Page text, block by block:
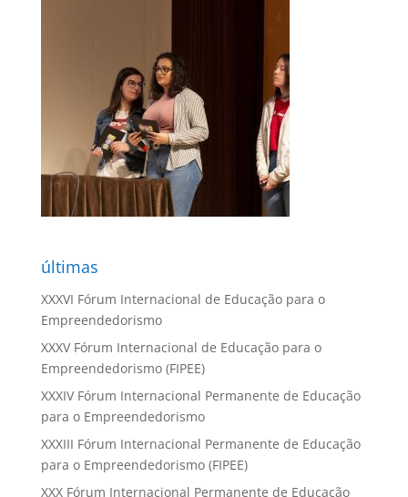
últimas
XXXVI Fórum Internacional de Educação para o
Empreendedorismo
XXXV Fórum Internacional de Educação para o
Empreendedorismo (FIPEE)
XXXIV Fórum Internacional Permanente de Educação
para o Empreendedorismo
XXXIII Fórum Internacional Permanente de Educação
para o Empreendedorismo (FIPEE)
XXX Fórum Internacional Permanente de Educação